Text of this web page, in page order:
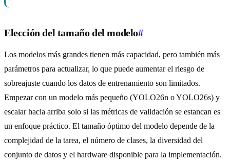
Elección del tamaño del modelo#
Los modelos más grandes tienen más capacidad, pero también más
parámetros para actualizar, lo que puede aumentar el riesgo de
sobreajuste cuando los datos de entrenamiento son limitados.
Empezar con un modelo más pequeño (YOLO26n o YOLO26s) y
escalar hacia arriba solo si las métricas de validación se estancan es
un enfoque práctico. El tamaño óptimo del modelo depende de la
complejidad de la tarea, el número de clases, la diversidad del
conjunto de datos y el hardware disponible para la implementación.